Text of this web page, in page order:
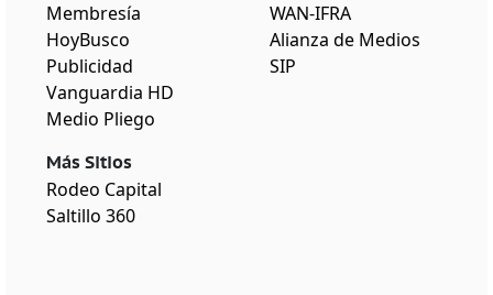
Membresía
HoyBusco
Publicidad
Vanguardia HD
Medio Pliego
Más Sitios
Rodeo Capital
Saltillo 360
WAN-IFRA
Alianza de Medios
SIP